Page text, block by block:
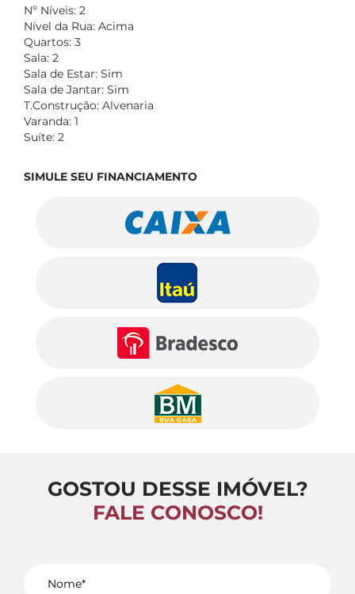
Nº Níveis: 2
Nível da Rua: Acima
Quartos: 3
Sala: 2
Sala de Estar: Sim
Sala de Jantar: Sim
T.Construção: Alvenaria
Varanda: 1
Suíte: 2
SIMULE SEU FINANCIAMENTO
GOSTOU DESSE IMÓVEL?
FALE CONOSCO!